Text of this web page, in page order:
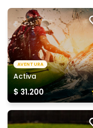
AVENTURA
Activa
$ 31.200